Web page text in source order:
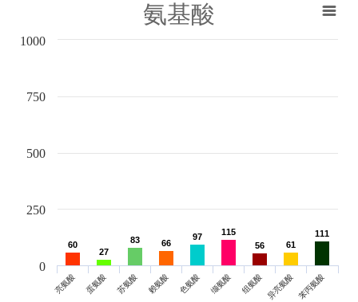
氨基酸
60
60
27
27
83
83 66
66
97
97 115
115
56
56 61
61
111
111
亮氨酸 蛋氨酸 苏氨酸 赖氨酸 色氨酸 缬氨酸 组氨酸 异亮氨酸苯丙氨酸
0
250
500
750
1000